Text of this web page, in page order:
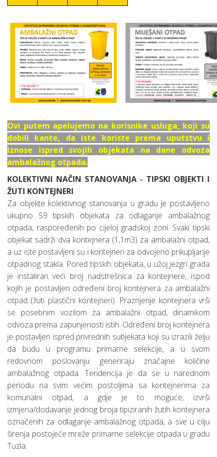
Ovi putem apelujemo na korisnike usluga, koji su
dobili kante, da iste koriste prema uputstvu i
iznose ispred svojih objekata na dane odvoza
ambalažnog otpada.
KOLEKTIVNI NAČIN STANOVANJA - TIPSKI OBJEKTI I
ŽUTI KONTEJNERI
Za objekte kolektivnog stanovanja u gradu je postavljeno
ukupno 59 tipskih objekata za odlaganje ambalažnog
otpada, raspoređenih po cijeloj gradskoj zoni. Svaki tipski
objekat sadrži dva kontejnera (1,1m3) za ambalažni otpad,
a uz iste postavljeni su i kontejneri za odvojeno prikupljanje
otpadnog stakla. Pored tipskih objekata, u užoj jezgri grada
je instaliran veći broj nadstrešnica za kontejnere, ispod
kojih je postavljen određeni broj kontejnera za ambalažni
otpad (žuti plastični kontejneri). Praznjenje kontejnera vrši
se posebnim vozilom za ambalažni otpad, dinamikom
odvoza prema zapunjenosti istih. Određeni broj kontejnera
je postavljen ispred privrednih subjekata koji su izrazili želju
da budu u programu primarne selekcije, a u svom
redovnom poslovanju generiraju značajne količine
ambalažnog otpada. Tendencija je da se u narednom
periodu na svim većim postoljima sa kontejnerima za
komunalni otpad, a gdje je to moguće, izvrši
izmjena/dodavanje jednog broja tipiziranih žutih kontejnera
označenih za odlaganje ambalažnog otpada, a sve u cilju
širenja postojeće mreže primarne selekcije otpada u gradu
Tuzla.